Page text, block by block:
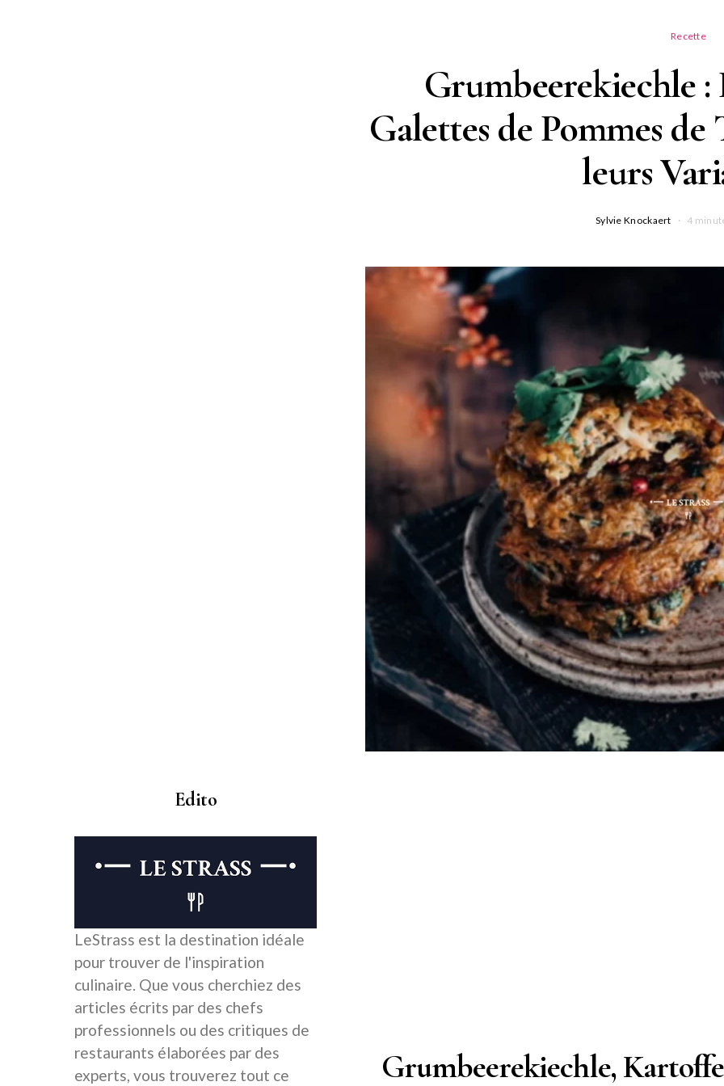
Recette
Grumbeerekiechle :
Galettes de Pommes
leurs
Sylvie Knockaert 4
Grumbeerekiechle,
Edito
LeStrass est la destination idéale
pour trouver de l'inspiration
culinaire. Que vous cherchiez des
articles écrits par des chefs
professionnels ou des critiques de
restaurants élaborées par des
experts, vous trouverez tout ce